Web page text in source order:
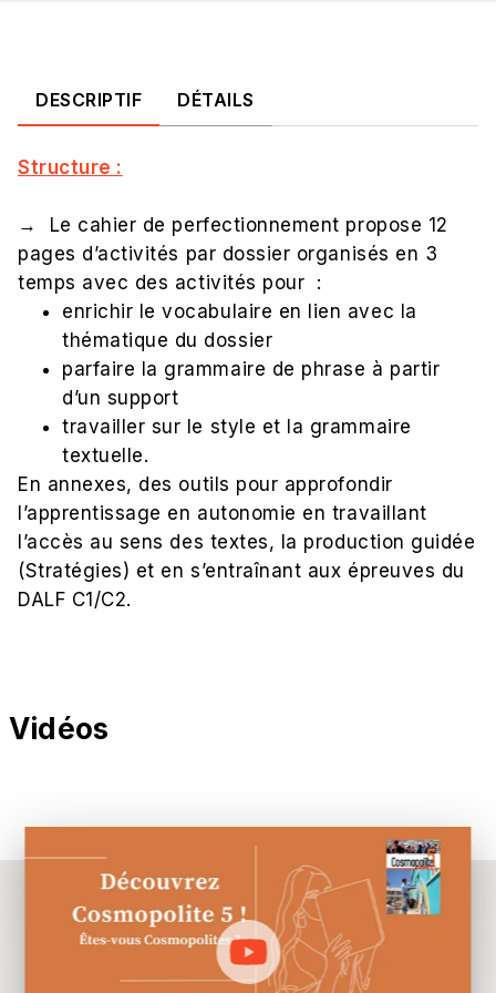
DESCRIPTIF DÉTAILS
Structure :
→ Le cahier de perfectionnement propose 12
pages d’activités par dossier organisés en 3
temps avec des activités pour :
enrichir le vocabulaire en lien avec la
thématique du dossier
parfaire la grammaire de phrase à partir
d’un support
travailler sur le style et la grammaire
textuelle.
En annexes, des outils pour approfondir
l’apprentissage en autonomie en travaillant
l’accès au sens des textes, la production guidée
(Stratégies) et en s’entraînant aux épreuves du
DALF C1/C2.
Vidéos